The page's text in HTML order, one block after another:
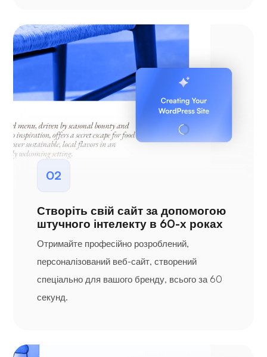
02
Створіть свій сайт за допомогою
штучного інтелекту в 60-х роках
Отримайте професійно розроблений,
персоналізований веб-сайт, створений
спеціально для вашого бренду, всього за 60
секунд.